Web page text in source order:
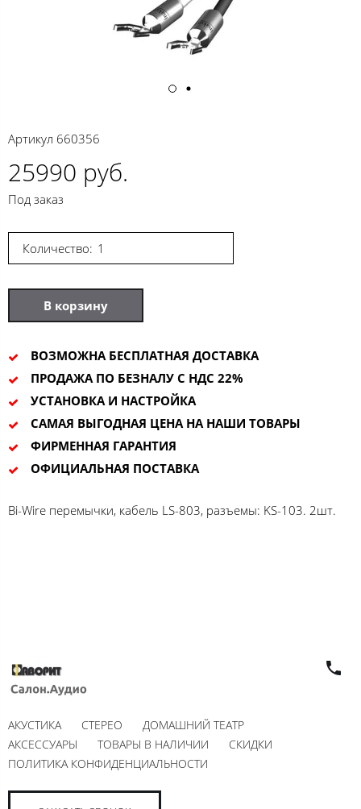
Артикул 660356
25990 руб.
Под заказ
Количество:
В корзину
ВОЗМОЖНА БЕСПЛАТНАЯ ДОСТАВКА
ПРОДАЖА ПО БЕЗНАЛУ С НДС 22%
УСТАНОВКА И НАСТРОЙКА
САМАЯ ВЫГОДНАЯ ЦЕНА НА НАШИ ТОВАРЫ
ФИРМЕННАЯ ГАРАНТИЯ
ОФИЦИАЛЬНАЯ ПОСТАВКА
Bi-Wire перемычки, кабель LS-803, разъемы: KS-103. 2шт.
АКУСТИКА СТЕРЕО
ДОМАШНИЙ ТЕАТР
АКСЕССУАРЫ
ТОВАРЫ В НАЛИЧИИ
СКИДКИ
ПОЛИТИКА КОНФИДЕНЦИАЛЬНОСТИ